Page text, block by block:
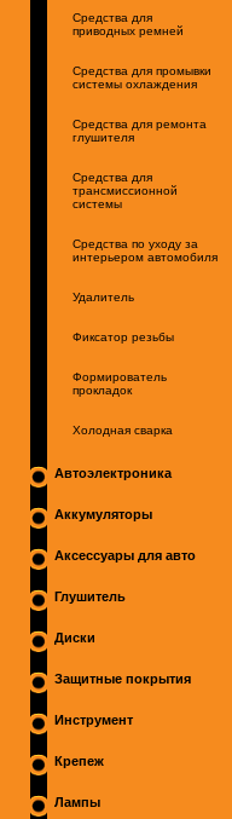
Средства для
приводных ремней
Средства для промывки
системы охлаждения
Средства для ремонта
глушителя
Средства для
трансмиссионной
системы
Средства по уходу за
интерьером автомобиля
Удалитель
Фиксатор резьбы
Формирователь
прокладок
Холодная сварка
Автоэлектроника
Аккумуляторы
Аксессуары для авто
Глушитель
Диски
Защитные покрытия
Инструмент
Крепеж
Лампы